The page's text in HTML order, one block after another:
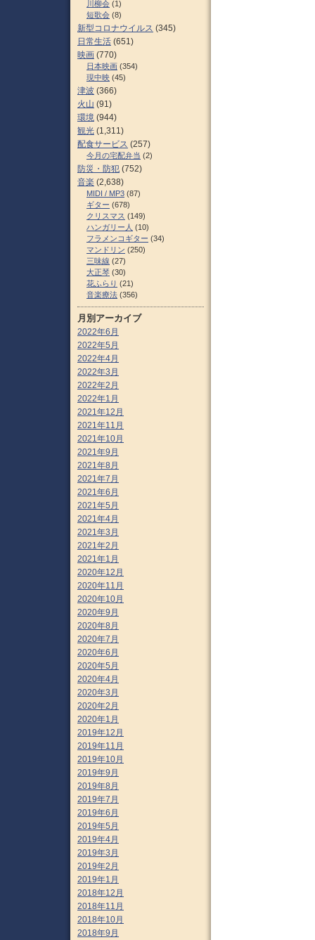
川柳会 (1)
短歌会 (8)
新型コロナウイルス (345)
日常生活 (651)
映画 (770)
日本映画 (354)
現中映 (45)
津波 (366)
火山 (91)
環境 (944)
観光 (1,311)
配食サービス (257)
今月の宅配弁当 (2)
防災・防犯 (752)
音楽 (2,638)
MIDI / MP3 (87)
ギター (678)
クリスマス (149)
ハンガリー人 (10)
フラメンコギター (34)
マンドリン (250)
三味線 (27)
大正琴 (30)
花ふらり (21)
音楽療法 (356)
月別アーカイブ
2022年6月
2022年5月
2022年4月
2022年3月
2022年2月
2022年1月
2021年12月
2021年11月
2021年10月
2021年9月
2021年8月
2021年7月
2021年6月
2021年5月
2021年4月
2021年3月
2021年2月
2021年1月
2020年12月
2020年11月
2020年10月
2020年9月
2020年8月
2020年7月
2020年6月
2020年5月
2020年4月
2020年3月
2020年2月
2020年1月
2019年12月
2019年11月
2019年10月
2019年9月
2019年8月
2019年7月
2019年6月
2019年5月
2019年4月
2019年3月
2019年2月
2019年1月
2018年12月
2018年11月
2018年10月
2018年9月